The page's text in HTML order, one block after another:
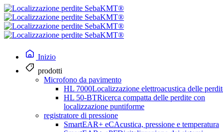
Inizio
prodotti
Microfono da pavimento
HL 7000Localizzazione elettroacustica delle
HL 50-BTRicerca compatta delle perdite con
localizzazione puntiforme
registratore di pressione
SmartEAR+ eCAcustica, pressione e temperatura
Prevenire le perdite d'acqua prima che si verifichino.